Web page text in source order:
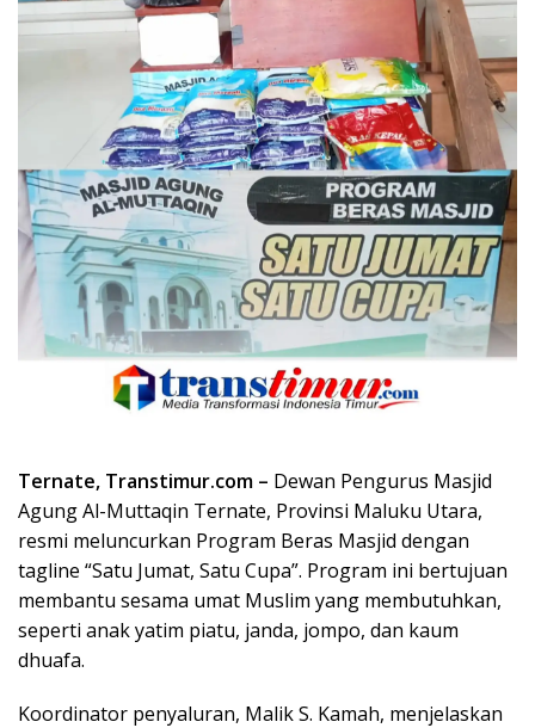
Ternate, Transtimur.com – Dewan Pengurus Masjid
Agung Al-Muttaqin Ternate, Provinsi Maluku Utara,
resmi meluncurkan Program Beras Masjid dengan
tagline “Satu Jumat, Satu Cupa”. Program ini bertujuan
membantu sesama umat Muslim yang membutuhkan,
seperti anak yatim piatu, janda, jompo, dan kaum
dhuafa.
Koordinator penyaluran, Malik S. Kamah, menjelaskan